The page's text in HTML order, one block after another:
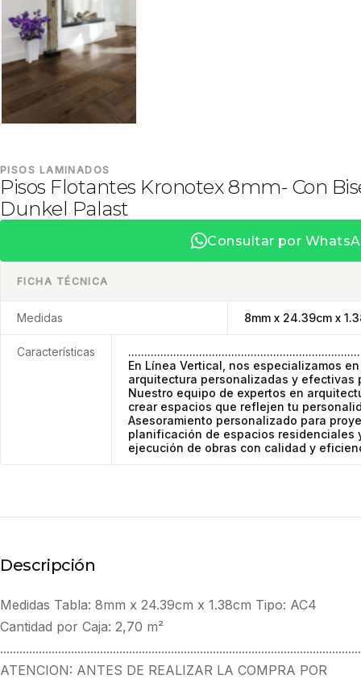
PISOS LAMINADOS
Pisos Flotantes Kronotex 8mm- Con
Dunkel Palast
Consultar por
FICHA TÉCNICA
Medidas 8mm x 24.39cm x
Características
En Línea Vertical, nos especializamos
arquitectura personalizadas y efectivas
Nuestro equipo de expertos en
crear espacios que reflejen tu
Asesoramiento personalizado para
planificación de espacios residenciales
ejecución de obras con calidad y
Descripción
Medidas Tabla: 8mm x 24.39cm x 1.38cm Tipo: AC4
Cantidad por Caja: 2,70 m²
ATENCION: ANTES DE REALIZAR LA COMPRA POR